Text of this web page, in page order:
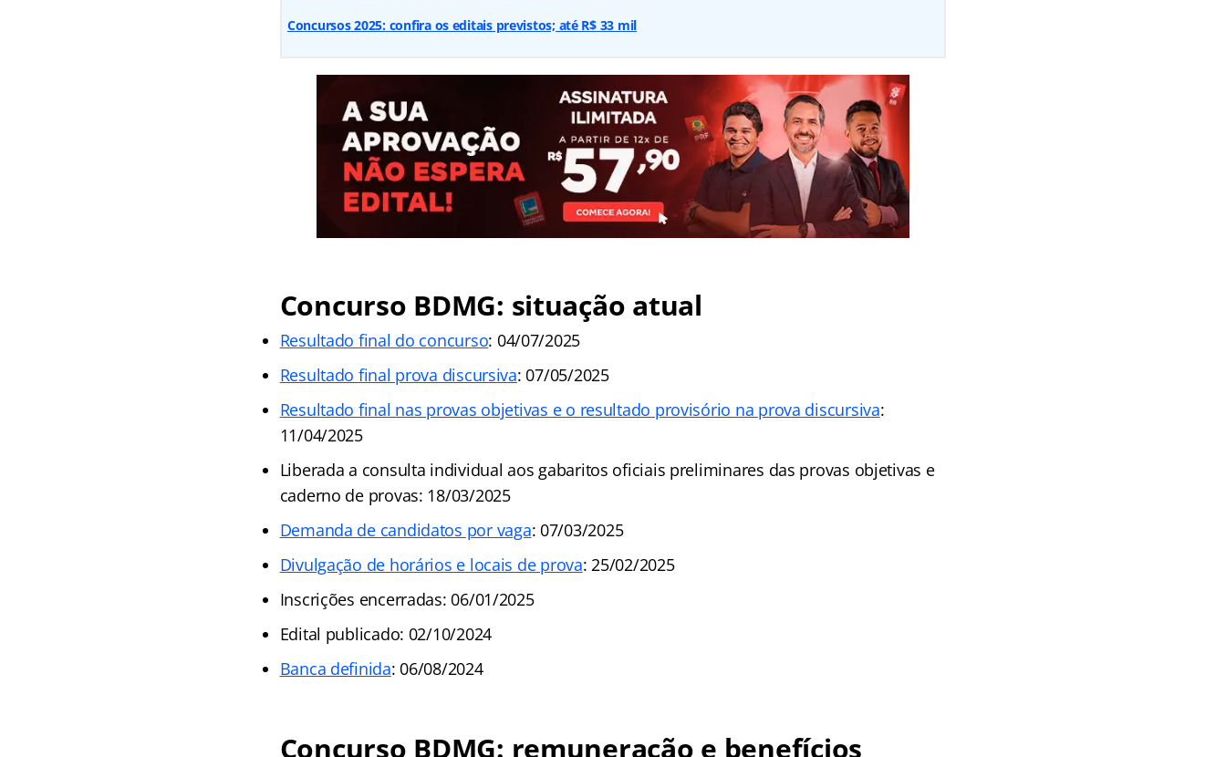
Concursos 2025: confira os editais previstos; até R$ 33 mil
Concurso BDMG: situação atual
Resultado final do concurso: 04/07/2025
Resultado final prova discursiva: 07/05/2025
Resultado final nas provas objetivas e o resultado provisório na prova discursiva:
11/04/2025
Liberada a consulta individual aos gabaritos oficiais preliminares das provas objetivas e
caderno de provas: 18/03/2025
Demanda de candidatos por vaga: 07/03/2025
Divulgação de horários e locais de prova: 25/02/2025
Inscrições encerradas: 06/01/2025
Edital publicado: 02/10/2024
Banca definida: 06/08/2024
Concurso BDMG: remuneração e benefícios